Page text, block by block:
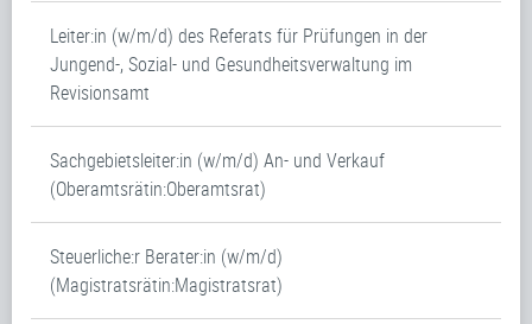
Leiter:in (w/m/d) des Referats für Prüfungen in der
Jungend-, Sozial- und Gesundheitsverwaltung im
Revisionsamt
Sachgebietsleiter:in (w/m/d) An- und Verkauf
(Oberamtsrätin:Oberamtsrat)
Steuerliche:r Berater:in (w/m/d)
(Magistratsrätin:Magistratsrat)